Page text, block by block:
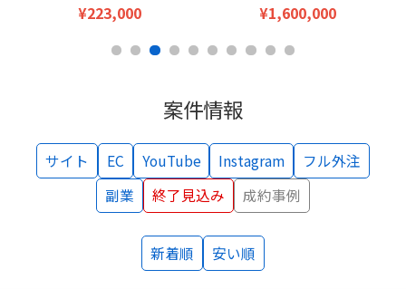
¥1,600,000 ¥3,000,000
案件情報
サイト EC YouTube Instagram
フル外注
副業
終了見込み 成約事例
新着順 安い順